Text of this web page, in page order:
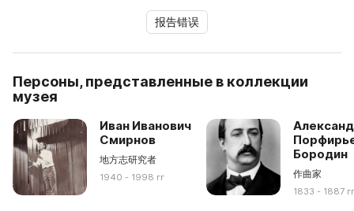
报告错误
Персоны, представленные в коллекции
музея
Иван Иванович
Смирнов
地方志研究者
1940 - 1998 гг
Бородин
作曲家
1833 - 1887